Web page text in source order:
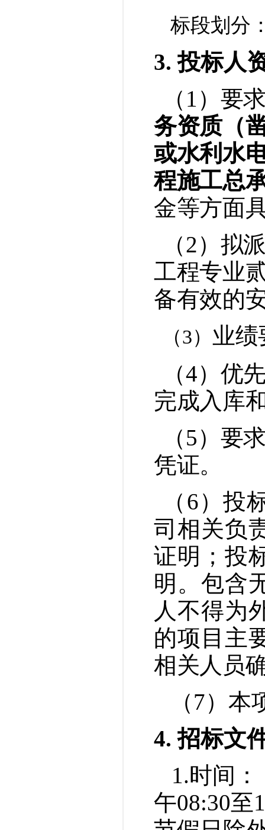
标段划分
3. 投标人
（ 1 ） 要
务资质（
或水利水
程施工总
金等方面
（2）拟
工程专业
备有效的
（3） 业绩
（4） 优
完成入库
（5） 要
凭证。
（ 6）投
司相关负
证明；投
明。包含
人不得为
的项目主
相关人员
（7） 本
4. 招标文
1.时间：
午08:30至